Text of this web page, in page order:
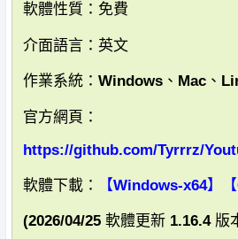
軟體性質：免費
介面語言：英文
作業系統：Windows、Mac、
官方網頁：
https://github.com/Tyrrrz/
軟體下載： 【Windows-x64】
(2026/04/25 軟體更新 1.16.4 版